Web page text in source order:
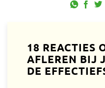
18 REACTIES
AFLEREN BIJ
DE